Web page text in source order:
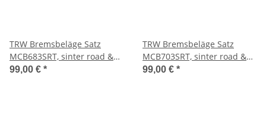
TRW Bremsbeläge Satz
MCB683SRT, sinter road &
track, mit ABE - aktuell
99,00 € *
TRW Bremsbeläge Satz
MCB703SRT, sinter road &
track, mit ABE - aktuell
99,00 € *